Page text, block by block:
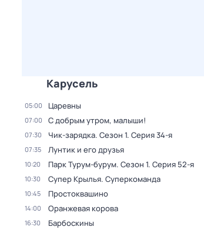
Карусель
05:00 Царевны
07:00 С добрым утром, малыши!
07:30 Чик-зарядка. Сезон 1. Серия 34-я
07:35 Лунтик и его друзья
10:20 Парк Турум-бурум. Сезон 1. Серия 52-я
10:30 Супер Крылья. Суперкоманда
10:45 Простоквашино
14:00 Оранжевая корова
16:30 Барбоскины